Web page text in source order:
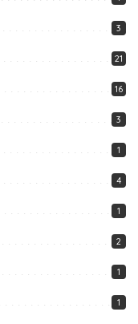
3
21
16
3
1
4
1
2
1
1